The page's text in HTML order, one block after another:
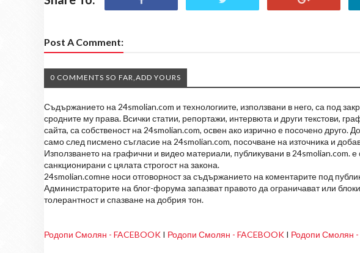
Post A Comment:
0 COMMENTS SO FAR,ADD YOURS
Съдържанието на 24smolian.com и технологиите, използвани в него, са под
сродните му права. Всички статии, репортажи, интервюта и други текстови,
сайта, са собственост на 24smolian.com, освен ако изрично е посочено друго.
само след писмено съгласие на 24smolian.com, посочване на източника и
Използването на графични и видео материали, публикувани в 24smolian.com.
санкционирани с цялата строгост на закона.
24smolian.comне носи отговорност за съдържанието на коментарите под
Администраторите на блог-форума запазват правото да ограничават или
толерантност и спазване на добрия тон.
Родопи Смолян - FACEBOOK I Родопи Смолян - FACEBOOK I Родопи Смолян -